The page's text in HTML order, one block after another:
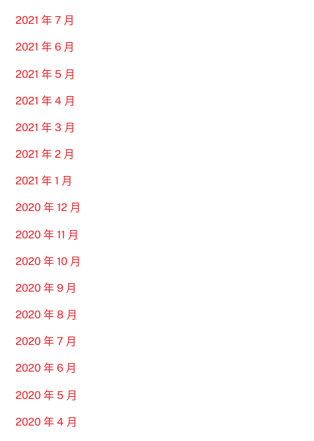
2021 年 7 月
2021 年 6 月
2021 年 5 月
2021 年 4 月
2021 年 3 月
2021 年 2 月
2021 年 1 月
2020 年 12 月
2020 年 11 月
2020 年 10 月
2020 年 9 月
2020 年 8 月
2020 年 7 月
2020 年 6 月
2020 年 5 月
2020 年 4 月